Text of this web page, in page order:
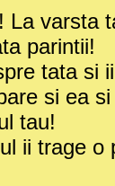
La varsta
parintii!
tata si
si ea si
tau!
ii trage o